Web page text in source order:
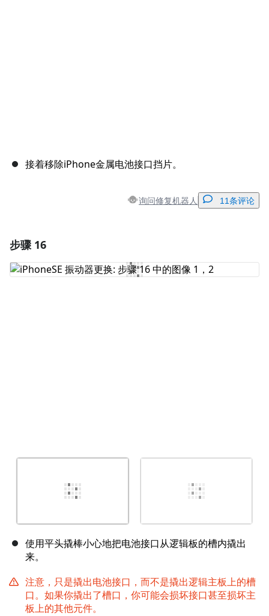
接着移除iPhone金属电池接口挡片。
询问修复机器人 11条评论
添加评论
步骤 16
使用平头撬棒小心地把电池接口从逻辑板的槽内撬出
来。
注意，只是撬出电池接口，而不是撬出逻辑主板上的槽
口。如果你撬出了槽口，你可能会损坏接口甚至损坏主
板上的其他元件。